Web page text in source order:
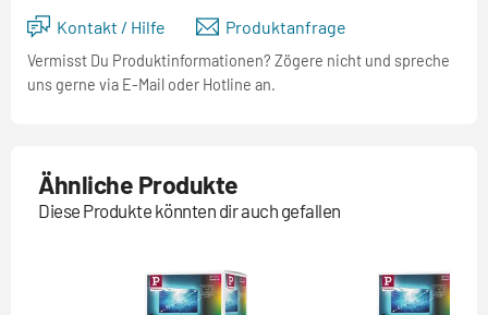
Kontakt / Hilfe Produktanfrage
Vermisst Du Produktinformationen? Zögere nicht und spreche
uns gerne via E-Mail oder Hotline an.
Ähnliche Produkte
Diese Produkte könnten dir auch gefallen